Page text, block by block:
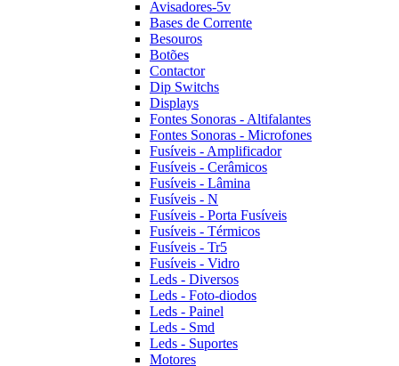
Avisadores-5v
Bases de Corrente
Besouros
Botões
Contactor
Dip Switchs
Displays
Fontes Sonoras - Altifalantes
Fontes Sonoras - Microfones
Fusíveis - Amplificador
Fusíveis - Cerâmicos
Fusíveis - Lâmina
Fusíveis - N
Fusíveis - Porta Fusíveis
Fusíveis - Térmicos
Fusíveis - Tr5
Fusíveis - Vidro
Leds - Diversos
Leds - Foto-diodos
Leds - Painel
Leds - Smd
Leds - Suportes
Motores